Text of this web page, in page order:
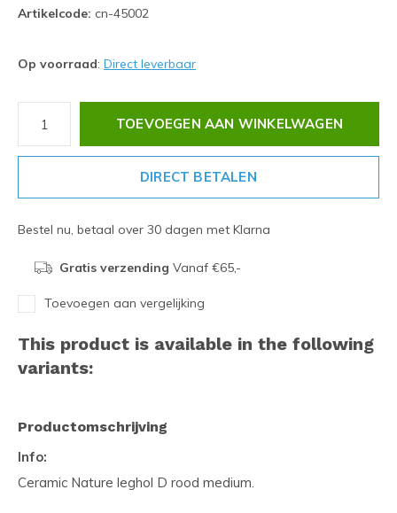
Artikelcode: cn-45002
Op voorraad: Direct leverbaar
TOEVOEGEN AAN WINKELWAGEN
DIRECT BETALEN
Bestel nu, betaal over 30 dagen met Klarna
Gratis verzending Vanaf €65,-
Toevoegen aan vergelijking
This product is available in the following
variants:
Productomschrijving
Info:
Ceramic Nature leghol D rood medium.